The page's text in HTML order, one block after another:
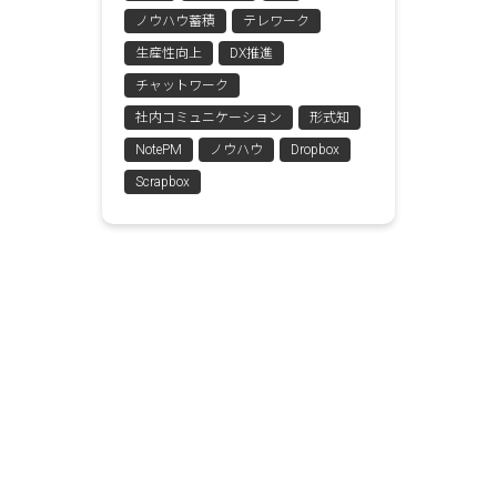
ノウハウ蓄積 テレワーク
生産性向上 DX推進
チャットワーク
社内コミュニケーション 形式知
NotePM ノウハウ Dropbox
Scrapbox